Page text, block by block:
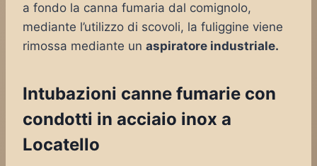
a fondo la canna fumaria dal comignolo,
mediante l’utilizzo di scovoli, la fuliggine viene
rimossa mediante un aspiratore industriale.
Intubazioni canne fumarie con
condotti in acciaio inox a
Locatello